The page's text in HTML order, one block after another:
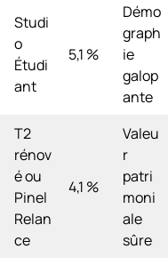
Studi
o
Étudi
ant
5,1 %
Démo
graph
ie
galop
ante
T2
rénov
é ou
Pinel
Relan
ce
4,1 %
Valeu
r
patri
moni
ale
sûre